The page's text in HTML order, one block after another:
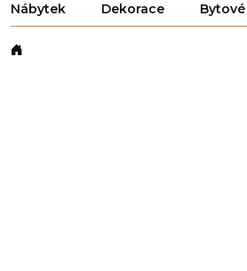
Nábytek Dekorace